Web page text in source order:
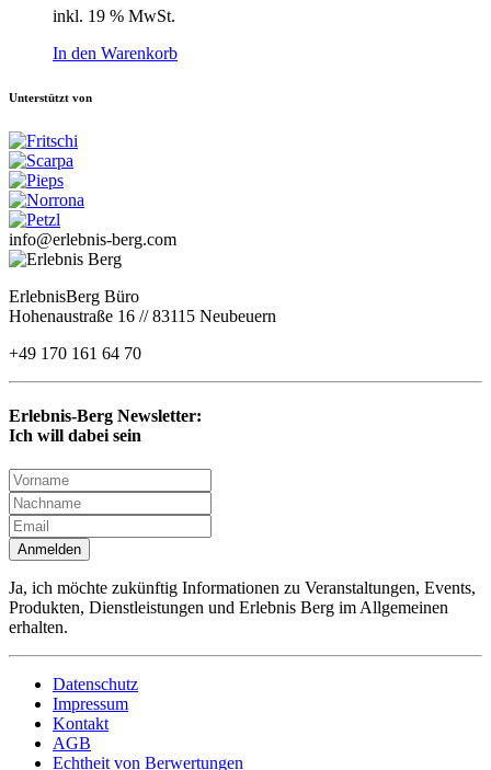
inkl. 19 % MwSt.
In den Warenkorb
Unterstützt von
info@erlebnis-berg.com
ErlebnisBerg Büro
Hohenaustraße 16 // 83115 Neubeuern
+49 170 161 64 70
Erlebnis-Berg Newsletter:
Ich will dabei sein
Anmelden
Ja, ich möchte zukünftig Informationen zu Veranstaltungen, Events,
Produkten, Dienstleistungen und Erlebnis Berg im Allgemeinen
erhalten.
Datenschutz
Impressum
Kontakt
AGB
Echtheit von Berwertungen